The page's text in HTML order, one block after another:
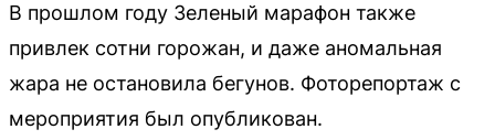
В прошлом году Зеленый марафон также
привлек сотни горожан, и даже аномальная
жара не остановила бегунов. Фоторепортаж с
мероприятия был опубликован.